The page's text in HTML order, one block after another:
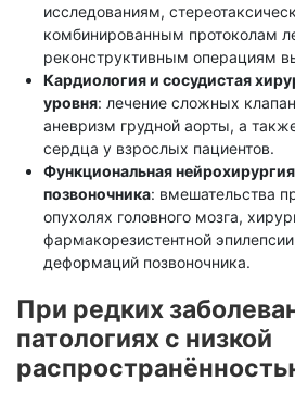
исследованиям,
комбинированным протоколам
реконструктивным операциям
Кардиология и сосудистая
уровня: лечение сложных
аневризм грудной аорты, а
сердца у взрослых пациентов.
Функциональная
позвоночника: вмешательства
опухолях головного мозга,
фармакорезистентной
деформаций позвоночника.
При редких
патологиях с низкой